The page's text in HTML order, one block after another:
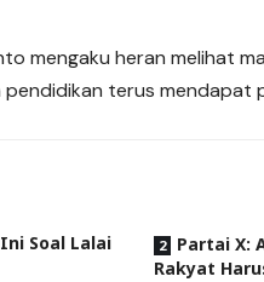
mengaku heran melihat
pendidikan terus mendapat
Soal Lalai
Partai X:
Rakyat